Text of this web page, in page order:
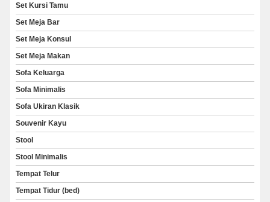
Set Kursi Tamu
Set Meja Bar
Set Meja Konsul
Set Meja Makan
Sofa Keluarga
Sofa Minimalis
Sofa Ukiran Klasik
Souvenir Kayu
Stool
Stool Minimalis
Tempat Telur
Tempat Tidur (bed)